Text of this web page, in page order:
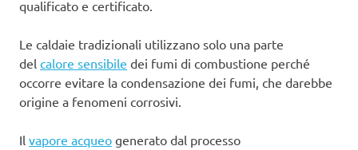
qualificato e certificato.
Le caldaie tradizionali utilizzano solo una parte
del calore sensibile dei fumi di combustione perché
occorre evitare la condensazione dei fumi, che darebbe
origine a fenomeni corrosivi.
Il vapore acqueo generato dal processo